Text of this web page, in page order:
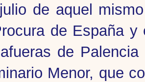
de aquel
de España
de
Menor, que